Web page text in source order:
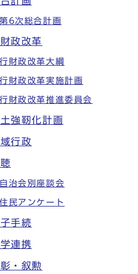
第6次総合計画
政改革
行財政改革大綱
行財政改革実施計画
行財政改革推進委員会
強靭化計画
行政
自治会別座談会
住民アンケート
手続
連携
・叙勲